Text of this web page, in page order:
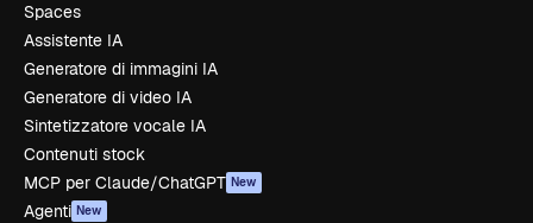
Spaces
Assistente IA
Generatore di immagini IA
Generatore di video IA
Sintetizzatore vocale IA
Contenuti stock
MCP per Claude/ChatGPT New
Agenti New